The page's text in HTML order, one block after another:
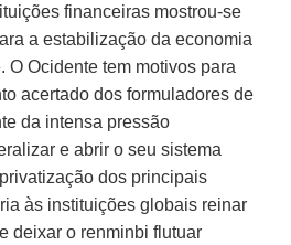
financeiras mostrou-se
a estabilização da economia
O Ocidente tem motivos para
acertado dos formuladores de
da intensa pressão
e abrir o seu sistema
dos principais
às instituições globais reinar
deixar o renminbi flutuar